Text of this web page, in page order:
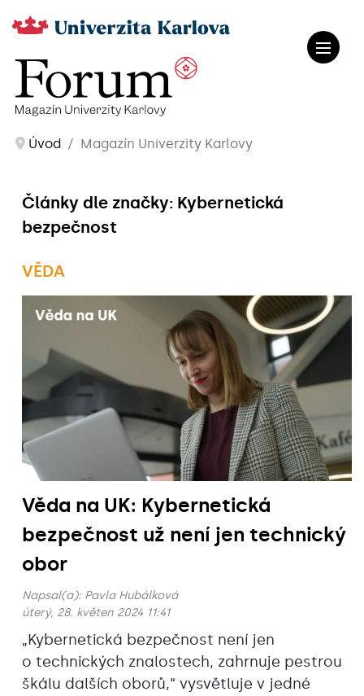
Úvod Magazín Univerzity Karlovy
Články dle značky: Kybernetická
bezpečnost
VĚDA
Věda na UK: Kybernetická
bezpečnost už není jen technický
obor
Napsal(a): Pavla Hubálková
úterý, 28. květen 2024 11:41
„Kybernetická bezpečnost není jen
o technických znalostech, zahrnuje pestrou
škálu dalších oborů,“ vysvětluje v jedné